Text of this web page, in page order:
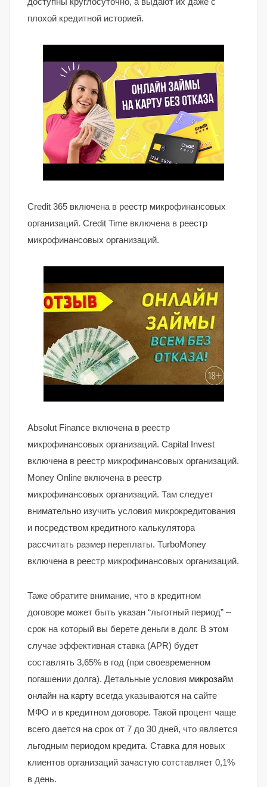
плохой кредитной историей.
Credit 365 включена в реестр микрофинансовых
организаций. Credit Time включена в реестр
микрофинансовых организаций.
Absolut Finance включена в реестр
микрофинансовых организаций. Capital Invest
включена в реестр микрофинансовых организаций.
Money Online включена в реестр
микрофинансовых организаций. Там следует
внимательно изучить условия микрокредитования
и посредством кредитного калькулятора
рассчитать размер переплаты. TurboMoney
включена в реестр микрофинансовых организаций.
Таже обратите внимание, что в кредитном
договоре может быть указан “льготный период” –
срок на который вы берете деньги в долг. В этом
случае эффективная ставка (APR) будет
составлять 3,65% в год (при своевременном
погашении долга). Детальные условия микрозайм
онлайн на карту всегда указываются на сайте
МФО и в кредитном договоре. Такой процент чаще
всего дается на срок от 7 до 30 дней, что является
льгодным периодом кредита. Ставка для новых
клиентов организаций зачастую сотставляет 0,1%
в день.